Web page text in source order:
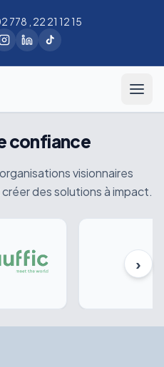
778 , 22 21 12 15
confiance
visionnaires
des solutions à impact.
›